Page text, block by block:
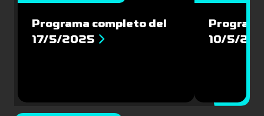
Programa completo del
17/5/2025
10/5/